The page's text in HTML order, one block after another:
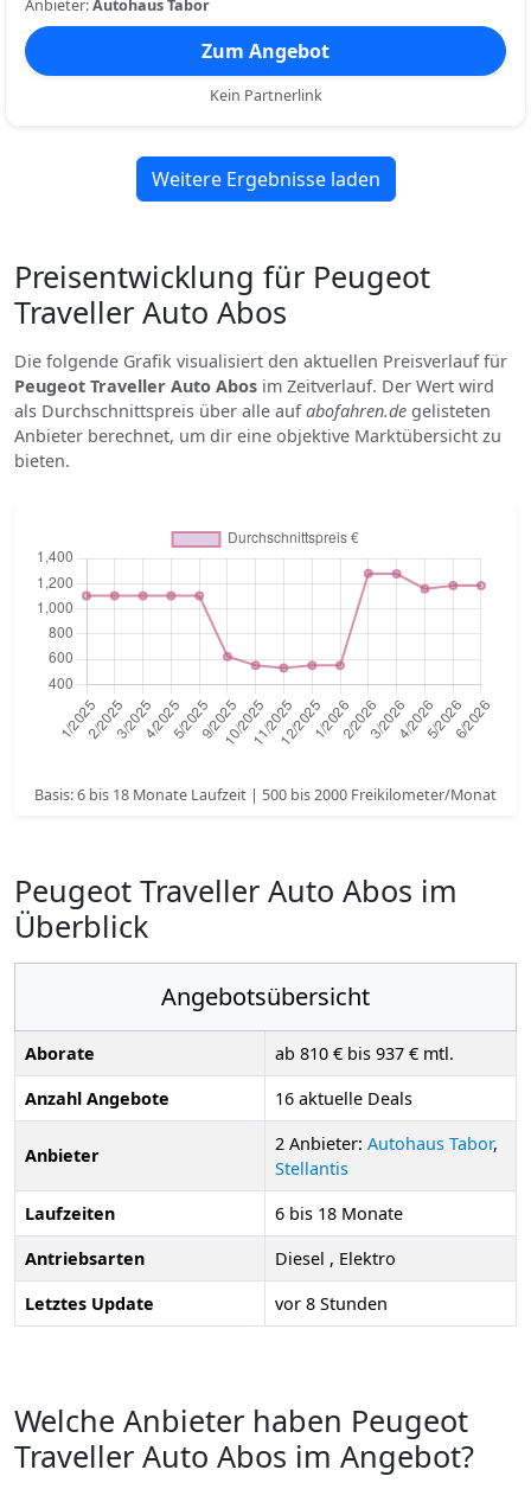
Anbieter:Autohaus Tabor
Zum Angebot
Kein Partnerlink
Weitere Ergebnisse laden
Preisentwicklung für Peugeot
Traveller Auto Abos
Die folgende Grafik visualisiert den aktuellen Preisverlauf für
Peugeot Traveller Auto Abos im Zeitverlauf. Der Wert wird
als Durchschnittspreis über alle aufabofahren.de gelisteten
Anbieter berechnet, um dir eine objektive Marktübersicht zu
bieten.
Basis: 6 bis 18 Monate Laufzeit | 500 bis 2000 Freikilometer/Monat
Peugeot Traveller Auto Abos im
Überblick
Angebotsübersicht
Aborate
ab 810 € bis 937 € mtl.
Anzahl Angebote
16 aktuelle Deals
Anbieter
2 Anbieter: Autohaus Tabor,
Stellantis
Laufzeiten
6 bis 18 Monate
Antriebsarten
Diesel , Elektro
Letztes Update
vor 8 Stunden
Welche Anbieter haben Peugeot
Traveller Auto Abos im Angebot?